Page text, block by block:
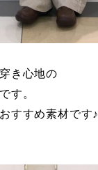
き心地の
す。
すすめ素材です♪